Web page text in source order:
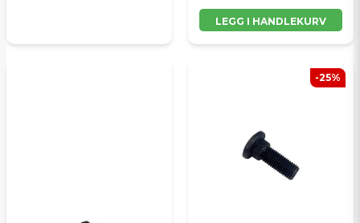
LEGG I HANDLEKURV
-25%